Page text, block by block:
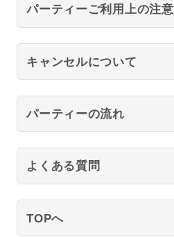
パーティーご利用上の注意
キャンセルについて
パーティーの流れ
よくある質問
TOPへ